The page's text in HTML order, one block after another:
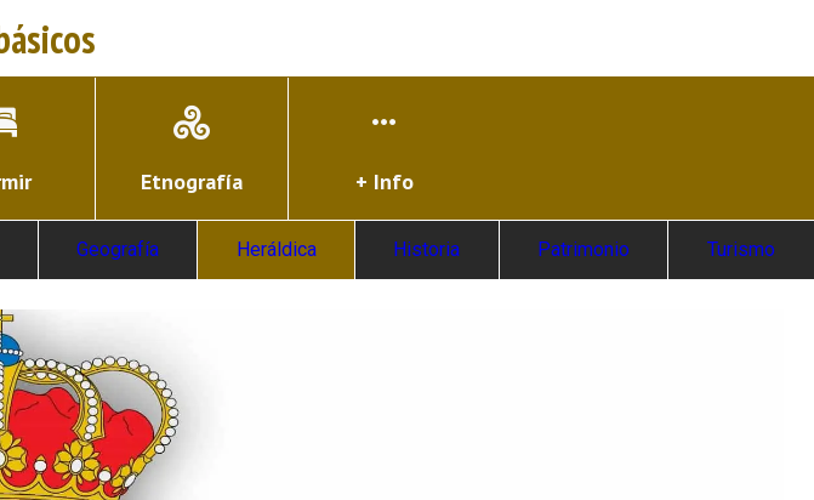
Etnografía + Info
Geografía Heráldica Historia Patrimonio Turismo